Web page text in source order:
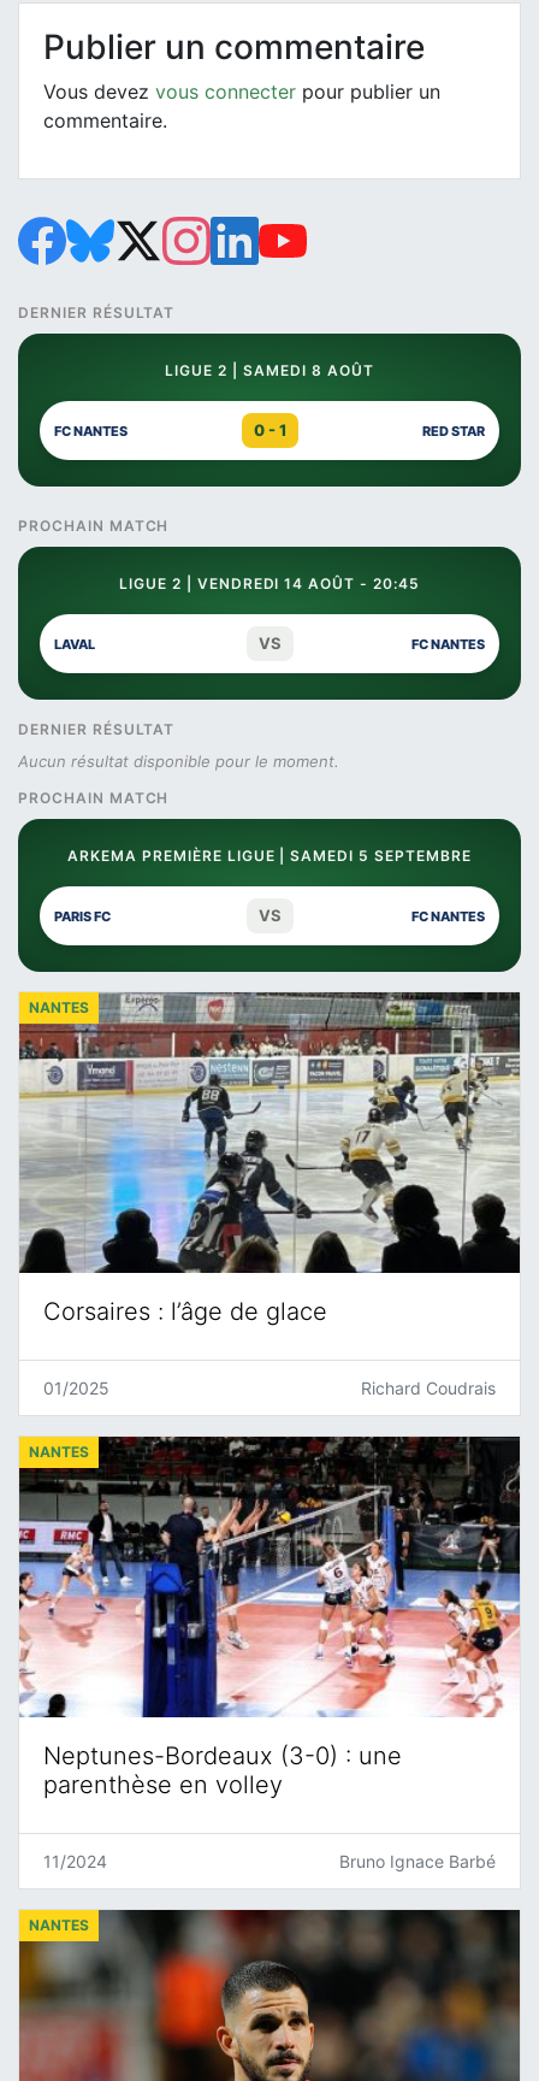
Publier un commentaire
Vous devez vous connecter pour publier un
commentaire.
DERNIER RÉSULTAT
LIGUE 2 | SAMEDI 8 AOÛT
FC NANTES 0 - 1 RED STAR
PROCHAIN MATCH
LIGUE 2 | VENDREDI 14 AOÛT - 20:45
LAVAL VS FC NANTES
DERNIER RÉSULTAT
Aucun résultat disponible pour le moment.
PROCHAIN MATCH
ARKEMA PREMIÈRE LIGUE | SAMEDI 5 SEPTEMBRE
PARIS FC VS FC NANTES
Corsaires : l’âge de glace
NANTES
01/2025 Richard Coudrais
Neptunes-Bordeaux (3-0) : une
parenthèse en volley
NANTES
11/2024 Bruno Ignace Barbé
NANTES